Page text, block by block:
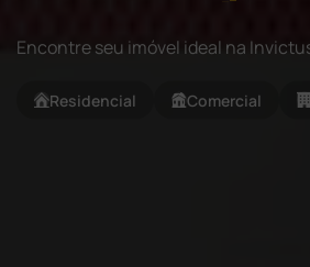
Encontre seu imóvel ideal na
Residencial Comercial